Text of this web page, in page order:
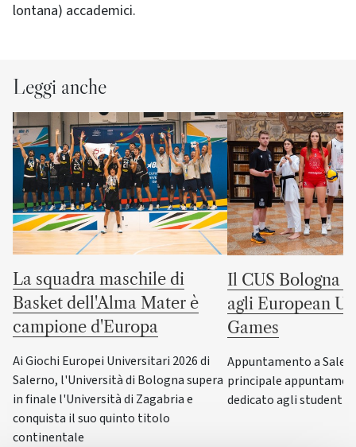
lontana) accademici.
Leggi anche
La squadra maschile di
Basket dell'Alma Mater è
campione d'Europa
Ai Giochi Europei Universitari 2026 di
Salerno, l'Università di Bologna supera
in finale l'Università di Zagabria e
conquista il suo quinto titolo
continentale
Il CUS Bologna
agli European
Games
Appuntamento a
principale
dedicato agli